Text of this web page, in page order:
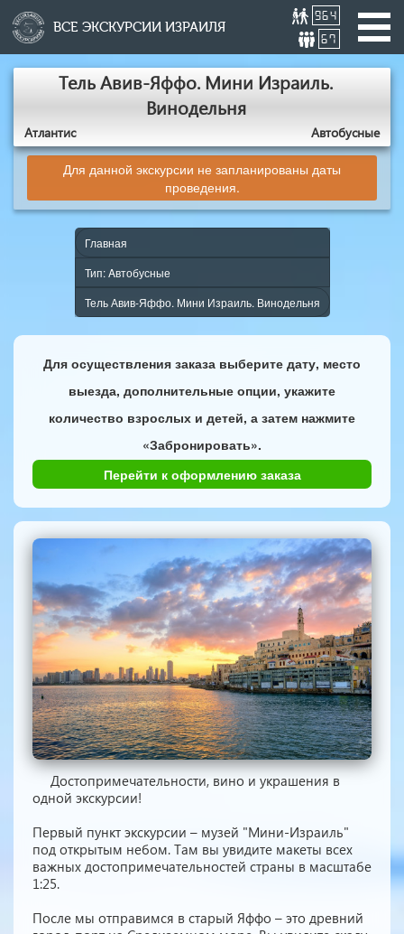
ВСЕ ЭКСКУРСИИ ИЗРАИЛЯ
964
67
Тель Авив-Яффо. Мини Израиль.
Винодельня
Атлантис Aвтобусные
Для данной экскурсии не запланированы даты
проведения.
Главная
Тип: Aвтобусные
Тель Авив-Яффо. Мини Израиль. Винодельня
Для осуществления заказа выберите дату, место
выезда, дополнительные опции, укажите
количество взрослых и детей, а затем нажмите
«Забронировать».
Перейти к оформлению заказа
Достопримечательности, вино и украшения в
одной экскурсии!
Первый пункт экскурсии – музей "Мини-Израиль"
под открытым небом. Там вы увидите макеты всех
важных достопримечательностей страны в масштабе
1:25.
После мы отправимся в старый Яффо – это древний